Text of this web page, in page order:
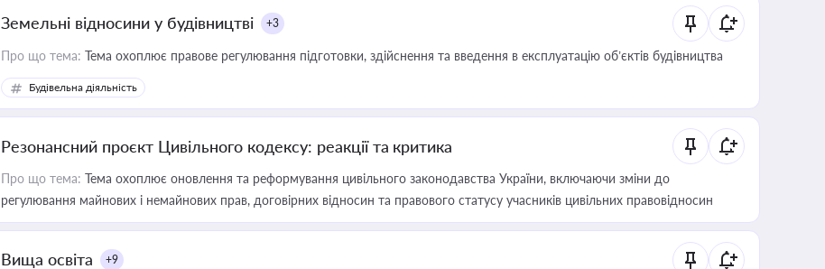
Земельні відносини у будівництві +3
Про що тема: Тема охоплює правове регулювання підготовки, здійснення та введення в експлуатацію об’єктів будівництва
Будівельна діяльність
Резонансний проєкт Цивільного кодексу: реакції та критика
Про що тема: Тема охоплює оновлення та реформування цивільного законодавства України, включаючи зміни до
регулювання майнових і немайнових прав, договірних відносин та правового статусу учасників цивільних правовідносин
Вища освіта +9